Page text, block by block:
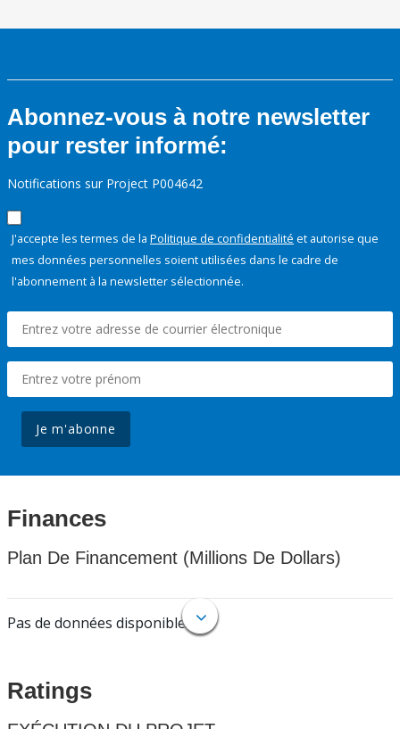
Abonnez-vous à notre newsletter
pour rester informé:
Notifications sur Project P004642
J'accepte les termes de la Politique de confidentialité et autorise que
mes données personnelles soient utilisées dans le cadre de
l'abonnement à la newsletter sélectionnée.
Je m'abonne
Finances
Plan De Financement (Millions De Dollars)
Pas de données disponibles.
Ratings